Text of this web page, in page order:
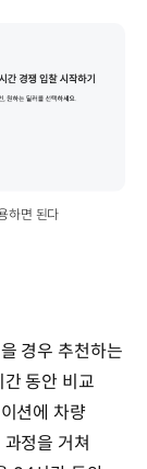
하면 된다
경우 추천하는
동안 비교
션에 차량
정을 거쳐